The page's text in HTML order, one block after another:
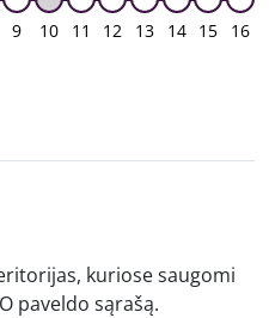
9 10 11 12 13 14 15 16
kuriose saugomi
paveldo sąrašą.